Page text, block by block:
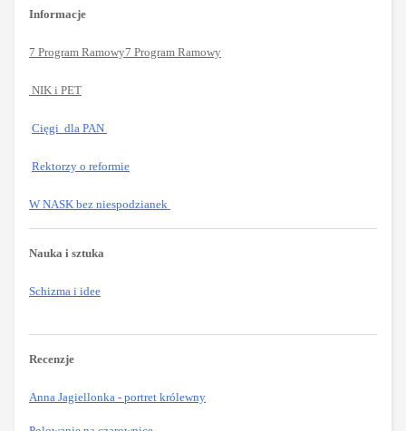
Informacje
7 Program Ramowy7 Program Ramowy
NIK i PET
Cięgi dla PAN
Rektorzy o reformie
W NASK bez niespodzianek
Nauka i sztuka
Schizma i idee
Recenzje
Anna Jagiellonka - portret królewny